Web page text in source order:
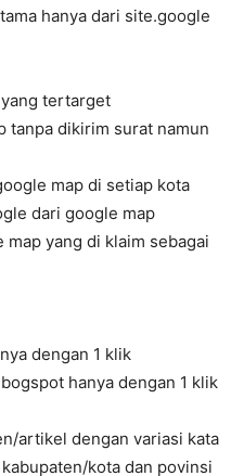
hanya dari site.google
tertarget
tanpa dikirim surat namun
map di setiap kota
dari google map
yang di klaim sebagai
dengan 1 klik
hanya dengan 1 klik
artikel dengan variasi kata
kota dan povinsi